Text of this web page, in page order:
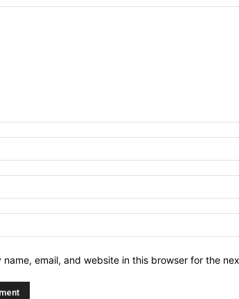
name, email, and website in this browser for the